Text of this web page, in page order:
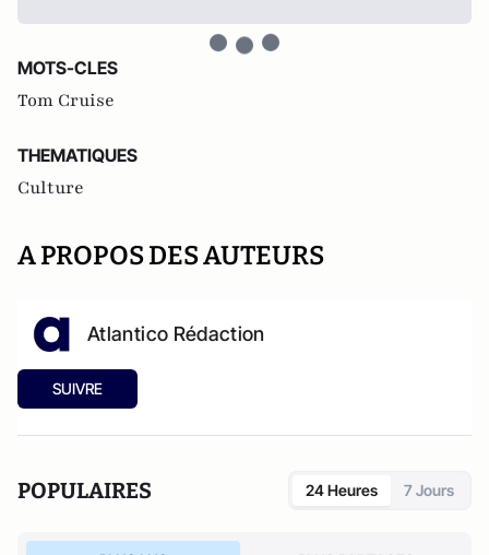
MOTS-CLES
Tom Cruise
THEMATIQUES
Culture
A PROPOS DES AUTEURS
Atlantico Rédaction
SUIVRE
POPULAIRES 24 Heures 7 Jours